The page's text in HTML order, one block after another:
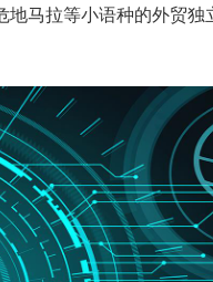
马拉等小语种的外贸独